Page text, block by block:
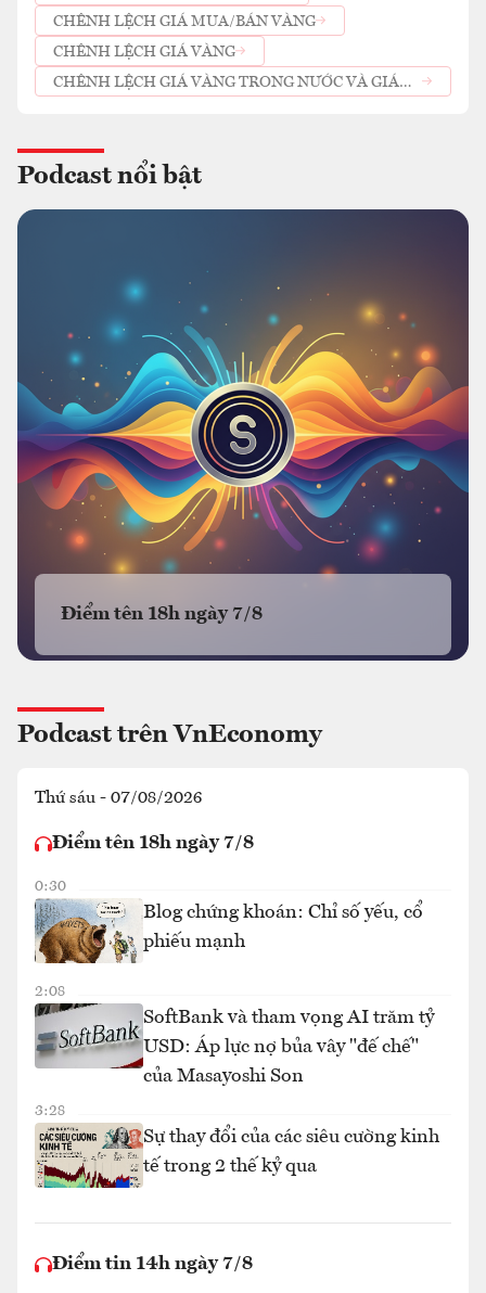
CHÊNH LỆCH GIÁ MUA/BÁN VÀNG
CHÊNH LỆCH GIÁ VÀNG
CHÊNH LỆCH GIÁ VÀNG TRONG NƯỚC VÀ GIÁ
Podcast nổi bật
Điểm tên 18h ngày 7/8
Podcast trên VnEconomy
Thứ sáu - 07/08/2026
Điểm tên 18h ngày 7/8
0:30
Blog chứng khoán: Chỉ số yếu, cổ
phiếu mạnh
2:08
SoftBank và tham vọng AI trăm tỷ
USD: Áp lực nợ bủa vây "đế chế"
của Masayoshi Son
3:28
Sự thay đổi của các siêu cường kinh
tế trong 2 thế kỷ qua
Điểm tin 14h ngày 7/8